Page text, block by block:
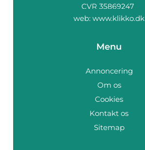
web: www.klikko.dk
Menu
Annoncering
Om os
Cookies
Kontakt os
Sitemap